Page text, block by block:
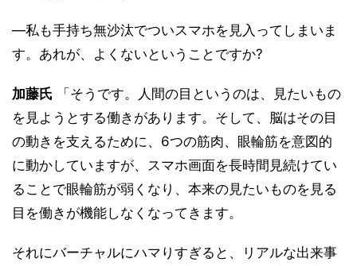
―私も手持ち無沙汰でついスマホを見入ってしまいま
す。あれが、よくないということですか?
加藤氏 「そうです。人間の目というのは、見たいもの
を見ようとする働きがあります。そして、脳はその目
の動きを支えるために、6つの筋肉、眼輪筋を意図的
に動かしていますが、スマホ画面を長時間見続けてい
ることで眼輪筋が弱くなり、本来の見たいものを見る
目を働きが機能しなくなってきます。
それにバーチャルにハマりすぎると、リアルな出来事